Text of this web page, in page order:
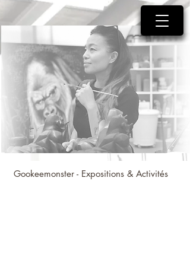
Gookeemonster - Expositions & Activités